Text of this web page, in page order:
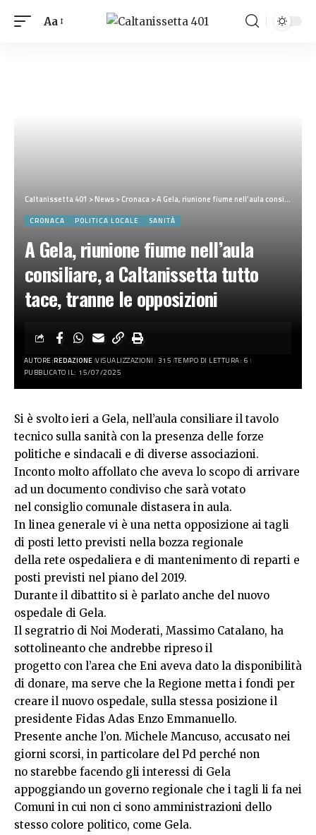
Aa
Caltanissetta 401 >News>Cronaca>A Gela, riunione fiume nell’aula consiliare, a Caltanissetta tutto tace, tranne le opposizioni
CRONACA POLITICA LOCALE SANITÀ
A Gela, riunione fiume nell’aula
consiliare, a Caltanissetta tutto
tace, tranne le opposizioni
AUTORE:REDAZIONE VISUALIZZAZIONI: 315 TEMPO DI LETTURA: 6
PUBBLICATO IL: 15/07/2025
Si è svolto ieri a Gela, nell’aula consiliare il tavolo
tecnico sulla sanità con la presenza delle forze
politiche e sindacali e di diverse associazioni.
Inconto molto affollato che aveva lo scopo di arrivare
ad un documento condiviso che sarà votato
nel consiglio comunale distasera in aula.
In linea generale vi è una netta opposizione ai tagli
di posti letto previsti nella bozza regionale
della rete ospedaliera e di mantenimento di reparti e
posti previsti nel piano del 2019.
Durante il dibattito si è parlato anche del nuovo
ospedale di Gela.
Il segratrio di Noi Moderati, Massimo Catalano, ha
sottolineanto che andrebbe ripreso il
progetto con l’area che Eni aveva dato la disponibilità
di donare, ma serve che la Regione metta i fondi per
creare il nuovo ospedale, sulla stessa posizione il
presidente Fidas Adas Enzo Emmanuello.
Presente anche l’on. Michele Mancuso, accusato nei
giorni scorsi, in particolare del Pd perché non
no starebbe facendo gli interessi di Gela
appoggiando un governo regionale che i tagli li fa nei
Comuni in cui non ci sono amministrazioni dello
stesso colore politico, come Gela.